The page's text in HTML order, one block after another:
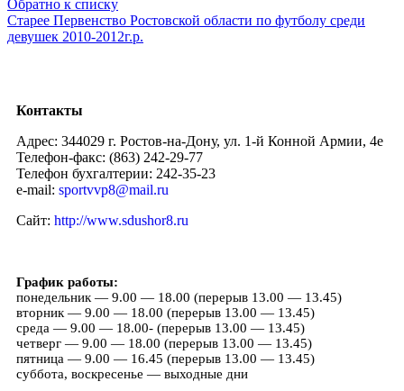
Обратно к списку
Старее Первенство Ростовской области по футболу среди
девушек 2010-2012г.р.
Контакты
Адрес: 344029 г. Ростов-на-Дону, ул. 1-й Конной Армии, 4е
Телефон-факс: (863) 242-29-77
Телефон бухгалтерии: 242-35-23
e-mail: sportvvp8@mail.ru
Сайт: http://www.sdushor8.ru
График работы:
понедельник — 9.00 — 18.00 (перерыв 13.00 — 13.45)
вторник — 9.00 — 18.00 (перерыв 13.00 — 13.45)
среда — 9.00 — 18.00- (перерыв 13.00 — 13.45)
четверг — 9.00 — 18.00 (перерыв 13.00 — 13.45)
пятница — 9.00 — 16.45 (перерыв 13.00 — 13.45)
суббота, воскресенье — выходные дни